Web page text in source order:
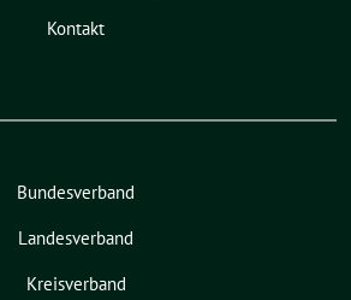
Kontakt
Bundesverband
Landesverband
Kreisverband